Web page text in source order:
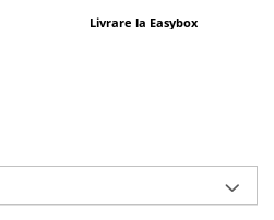
Livrare la Easybox